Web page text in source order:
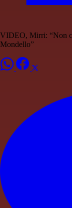
VIDEO, Mirri: “Non
Mondello”